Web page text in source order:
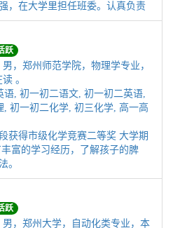
，在大学里担任班委。认真负责
跃
男，郑州师范学院，物理学专业，
。
语, 初一初二语文, 初一初二英语,
初一初二化学, 初三化学, 高一高
获得市级化学竞赛二等奖 大学期
富的学习经历，了解孩子的脾
。
跃
男，郑州大学，自动化类专业，本